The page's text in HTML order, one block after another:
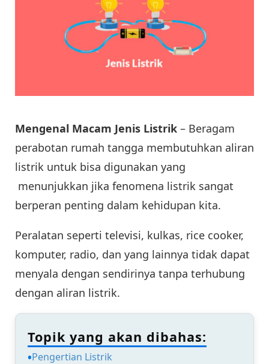
Mengenal Macam Jenis Listrik – Beragam
perabotan rumah tangga membutuhkan aliran
listrik untuk bisa digunakan yang
menunjukkan jika fenomena listrik sangat
berperan penting dalam kehidupan kita.
Peralatan seperti televisi, kulkas, rice cooker,
komputer, radio, dan yang lainnya tidak dapat
menyala dengan sendirinya tanpa terhubung
dengan aliran listrik.
Topik yang akan dibahas:
Pengertian Listrik